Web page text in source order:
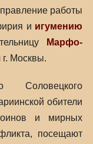
работы
и игумению
Марфо-
г. Москвы.
Соловецкого
обители
и мирных
посещают